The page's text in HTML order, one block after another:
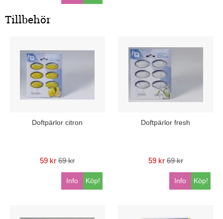
Tillbehör
Doftpärlor citron
59 kr 69 kr
Köp!
Info
Doftpärlor fresh
59 kr 69 kr
Köp!
Info